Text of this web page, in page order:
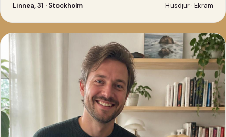
Linnea, 31 · Stockholm Husdjur · Ekram